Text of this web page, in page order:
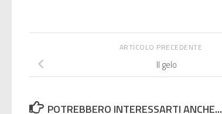
ARTICOLO PRECEDENTE
Il gelo
POTREBBERO INTERESSARTI ANCHE...